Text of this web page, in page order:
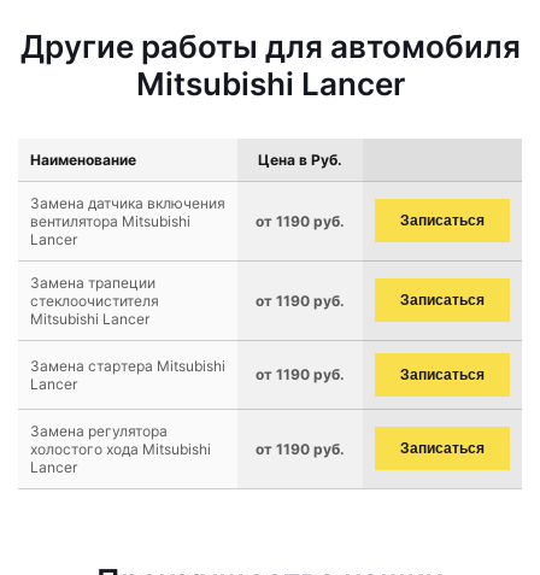
Другие работы для автомобиля
Mitsubishi Lancer
Наименование Цена в Руб.
Замена датчика включения
вентилятора Mitsubishi
Lancer
от 1190 руб. Записаться
Замена трапеции
стеклоочистителя
Mitsubishi Lancer
от 1190 руб. Записаться
Замена стартера Mitsubishi
Lancer
от 1190 руб. Записаться
Замена регулятора
холостого хода Mitsubishi
Lancer
от 1190 руб. Записаться